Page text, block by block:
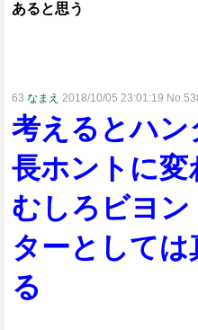
あると思う
63 なまえ 2018/10/05 23:01:19
考えるとハ
長ホントに
むしろビヨ
ターとして
る